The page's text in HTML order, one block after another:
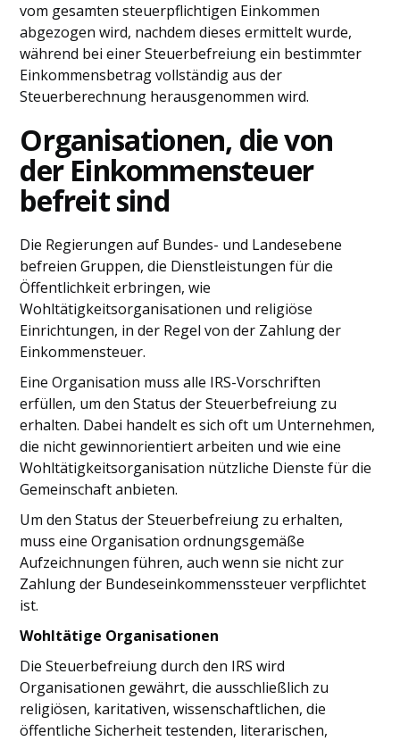
vom gesamten steuerpflichtigen Einkommen
abgezogen wird, nachdem dieses ermittelt wurde,
während bei einer Steuerbefreiung ein bestimmter
Einkommensbetrag vollständig aus der
Steuerberechnung herausgenommen wird.
Organisationen, die von
der Einkommensteuer
befreit sind
Die Regierungen auf Bundes- und Landesebene
befreien Gruppen, die Dienstleistungen für die
Öffentlichkeit erbringen, wie
Wohltätigkeitsorganisationen und religiöse
Einrichtungen, in der Regel von der Zahlung der
Einkommensteuer.
Eine Organisation muss alle IRS-Vorschriften
erfüllen, um den Status der Steuerbefreiung zu
erhalten. Dabei handelt es sich oft um Unternehmen,
die nicht gewinnorientiert arbeiten und wie eine
Wohltätigkeitsorganisation nützliche Dienste für die
Gemeinschaft anbieten.
Um den Status der Steuerbefreiung zu erhalten,
muss eine Organisation ordnungsgemäße
Aufzeichnungen führen, auch wenn sie nicht zur
Zahlung der Bundeseinkommenssteuer verpflichtet
ist.
Wohltätige Organisationen
Die Steuerbefreiung durch den IRS wird
Organisationen gewährt, die ausschließlich zu
religiösen, karitativen, wissenschaftlichen, die
öffentliche Sicherheit testenden, literarischen,